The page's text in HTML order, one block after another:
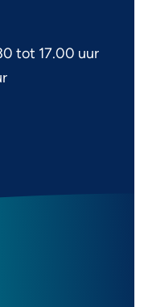
tot 17.00 uur